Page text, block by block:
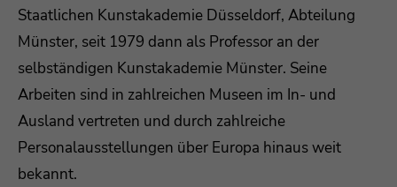
Staatlichen Kunstakademie Düsseldorf, Abteilung
Münster, seit 1979 dann als Professor an der
selbständigen Kunstakademie Münster. Seine
Arbeiten sind in zahlreichen Museen im In- und
Ausland vertreten und durch zahlreiche
Personalausstellungen über Europa hinaus weit
bekannt.